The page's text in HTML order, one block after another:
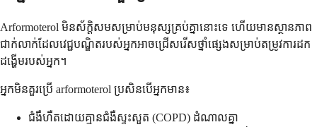
Arformoterol មិនស័ក្តិសមសម្រាប់មនុស្សគ្រប់គ្នានោះទេ ហើយមានស្ថានភាព
ជាក់លាក់ដែលវេជ្ជបណ្ឌិតរបស់អ្នកអាចជ្រើសរើសថ្នាំផ្សេងសម្រាប់តម្រូវការដក
ដង្ហើមរបស់អ្នក។
អ្នកមិនគួរប្រើ arformoterol ប្រសិនបើអ្នកមាន៖
ជំងឺហឺតដោយគ្មានជំងឺស្ទះសួត (COPD) ដំណាលគ្នា